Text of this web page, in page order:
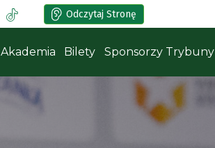
Odczytaj Stronę
Akademia Bilety Sponsorzy Trybuny